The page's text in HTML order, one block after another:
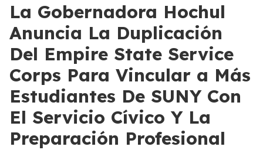
La Gobernadora Hochul
Anuncia La Duplicación
Del Empire State Service
Corps Para Vincular a Más
Estudiantes De SUNY Con
El Servicio Cívico Y La
Preparación Profesional